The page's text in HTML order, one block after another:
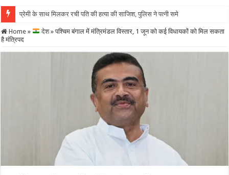
Home » देश » पश्चिम बंगाल में मंत्रिमंडल विस्तार, 1 जून को कई व‍िधायकों को मिल सकता
है मंत्र‍िपद